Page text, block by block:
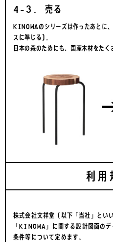
4-3. 売る
KINOWAのシリーズは作ったあとに
スに準じる)。
日本の森のためにも、国産木材をたく
利用
株式会社文祥堂（以下「当社」とい
「KINOWA」に関する設計図面の
条件等について定めます。